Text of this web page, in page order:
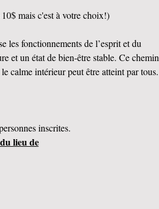
mais c'est à votre choix!)
les fonctionnements de l’esprit et du
et un état de bien-être stable. Ce chemin
calme intérieur peut être atteint par tous.
inscrites.
lieu de